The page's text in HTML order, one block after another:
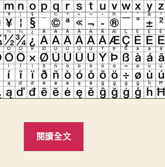
閱讀全文